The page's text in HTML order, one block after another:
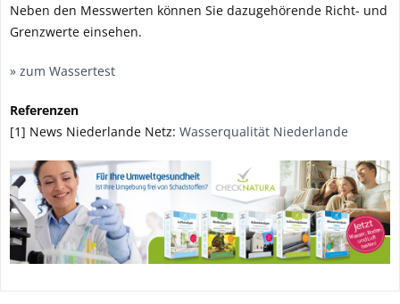
Neben den Messwerten können Sie dazugehörende Richt- und
Grenzwerte einsehen.
» zum Wassertest
Referenzen
[1] News Niederlande Netz: Wasserqualität Niederlande